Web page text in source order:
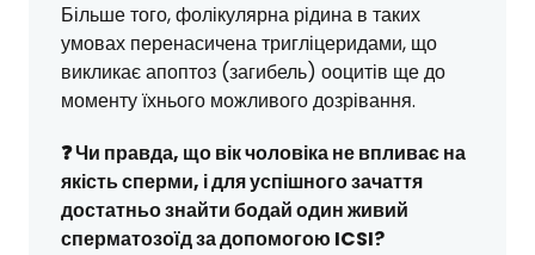
Більше того, фолікулярна рідина в таких
умовах перенасичена тригліцеридами, що
викликає апоптоз (загибель) ооцитів ще до
моменту їхнього можливого дозрівання.
❓ Чи правда, що вік чоловіка не впливає на
якість сперми, і для успішного зачаття
достатньо знайти бодай один живий
сперматозоїд за допомогою ICSI?